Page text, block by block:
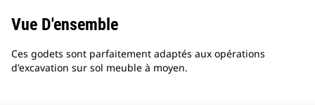
Vue D'ensemble
Ces godets sont parfaitement adaptés aux opérations
d'excavation sur sol meuble à moyen.